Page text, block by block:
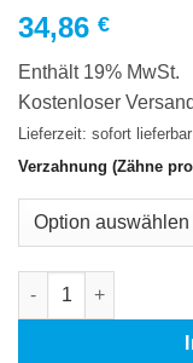
34,86 €
Enthält 19% MwSt.
Kostenloser Versand
Lieferzeit: sofort lieferbar
Verzahnung (Zähne
FORTE F 250